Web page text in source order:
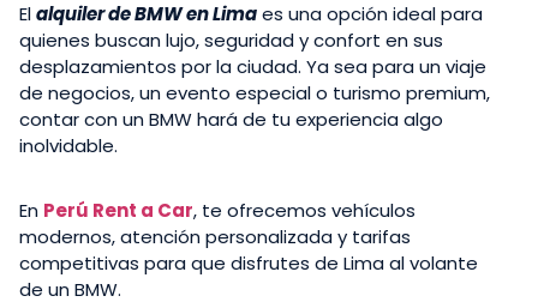
Elalquiler de BMW en Limaes una opción ideal para
quienes buscan lujo, seguridad y confort en sus
desplazamientos por la ciudad. Ya sea para un viaje
de negocios, un evento especial o turismo premium,
contar con un BMW hará de tu experiencia algo
inolvidable.
En Perú Rent a Car, te ofrecemos vehículos
modernos, atención personalizada y tarifas
competitivas para que disfrutes de Lima al volante
de un BMW.